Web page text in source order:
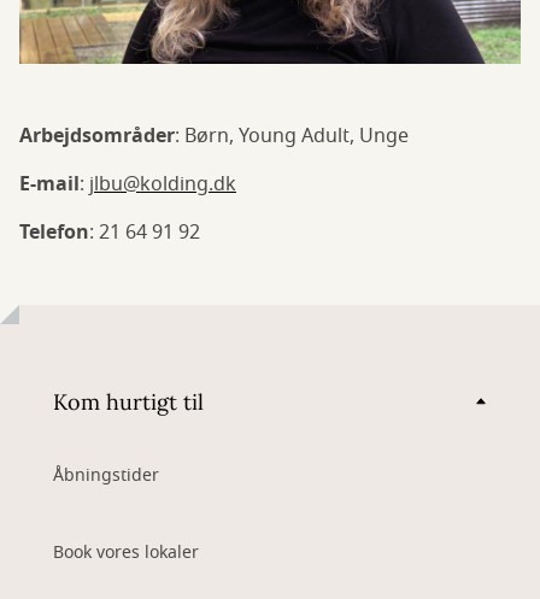
Arbejdsområder: Børn, Young Adult, Unge
E-mail: jlbu@kolding.dk
Telefon: 21 64 91 92
Kom hurtigt til
Åbningstider
Book vores lokaler